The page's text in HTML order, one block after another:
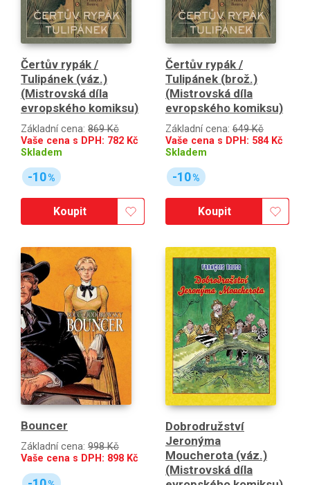
Čertův rypák /
Tulipánek (váz.)
(Mistrovská díla
evropského komiksu)
Základní cena: 869 Kč
Vaše cena s DPH: 782 Kč
Skladem
-10%
Koupit
Čertův rypák /
Tulipánek (brož.)
(Mistrovská díla
evropského komiksu)
Základní cena: 649 Kč
Vaše cena s DPH: 584Kč
Skladem
-10%
Koupit
Bouncer
Základní cena: 998 Kč
Vaše cena s DPH: 898 Kč
Dobrodružství
Jeronýma
Moucherota (váz.)
(Mistrovská díla